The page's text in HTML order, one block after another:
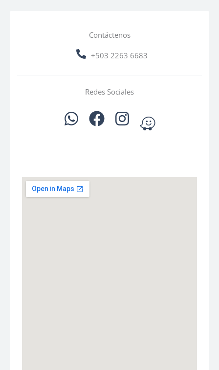
Contáctenos
+503 2263 6683
Redes Sociales